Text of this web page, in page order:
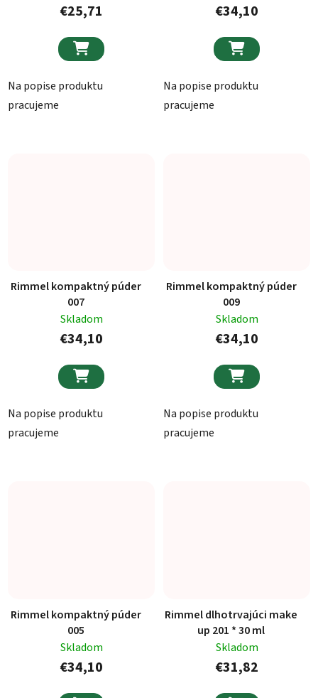
€25,71

Na popise produktu
pracujeme
€34,10

Na popise produktu
pracujeme
Rimmel kompaktný púder
007
Skladom
€34,10

Na popise produktu
pracujeme
Rimmel kompaktný púder
009
Skladom
€34,10

Na popise produktu
pracujeme
Rimmel kompaktný púder
005
Skladom
€34,10
Rimmel dlhotrvajúci make
up 201 * 30 ml
Skladom
€31,82